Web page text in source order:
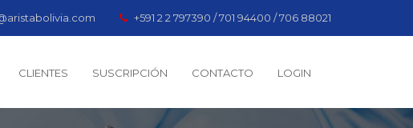
+591 2 2 797390 / 701 94400 / 706 88021
CLIENTES SUSCRIPCIÓN CONTACTO LOGIN